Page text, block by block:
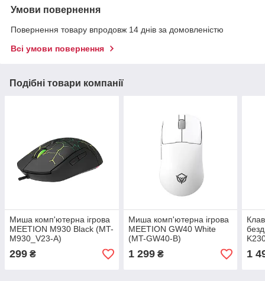
Умови повернення
Повернення товару впродовж 14 днів за домовленістю
Всі умови повернення
Подібні товари компанії
Миша комп'ютерна ігрова
MEETION M930 Black (MT-
M930_V23-A)
299 ₴
Миша комп'ютерна ігрова
MEETION GW40 White
(MT-GW40-B)
1 299₴
B-
1